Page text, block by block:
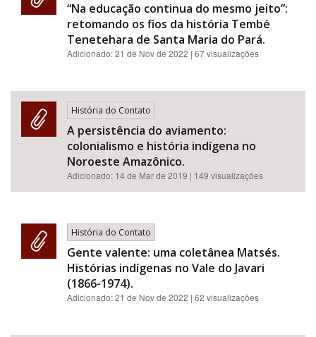
“Na educação continua do mesmo jeito”:
retomando os fios da história Tembé
Tenetehara de Santa Maria do Pará.
Adicionado:21 de Nov de 2022 | 67 visualizações
História do Contato
A persistência do aviamento:
colonialismo e história indígena no
Noroeste Amazônico.
Adicionado: 14 de Mar de 2019 | 149 visualizações
História do Contato
Gente valente: uma coletânea Matsés.
Histórias indígenas no Vale do Javari
(1866-1974).
Adicionado:21 de Nov de 2022 | 62 visualizações